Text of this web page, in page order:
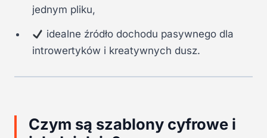
jednym pliku,
idealne źródło dochodu pasywnego dla
introwertyków i kreatywnych dusz.
Czym są szablony cyfrowe i